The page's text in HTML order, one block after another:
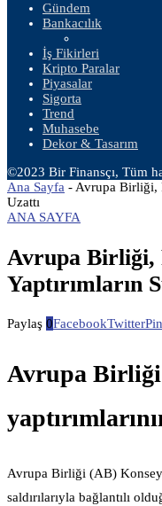
Gündem
Bankacılık
İş Fikirleri
Kripto Paralar
Piyasalar
Sigorta
Trend
Muhasebe
Dekor & Tasarım
©2023 Bir Finansçı, Tüm
Ana Sayfa - Avrupa Birliği,
Uzattı
ANA SAYFA
Avrupa Birliği,
Yaptırımların
Paylaş 0FacebookTwitter
Avrupa Birliği
Avrupa Birliği (AB)
saldırılarıyla bağlantılı